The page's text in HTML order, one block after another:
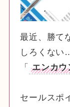
最近、勝て
しろくない
「
エンカ
セールスポ